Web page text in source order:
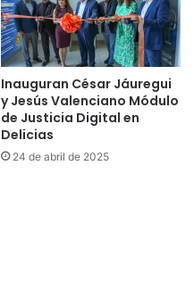
Inauguran César Jáuregui
y Jesús Valenciano Módulo
de Justicia Digital en
Delicias
24 de abril de 2025